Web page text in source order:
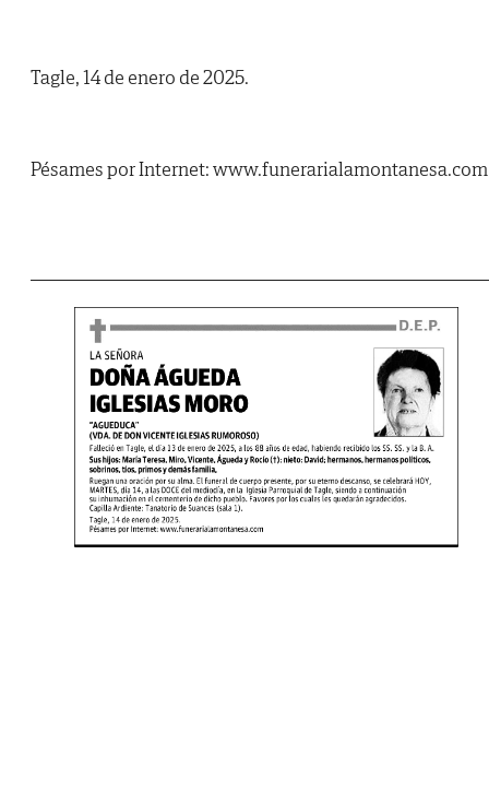
Tagle, 14 de enero de 2025.
Pésames por Internet: www.funerarialamontanesa.com